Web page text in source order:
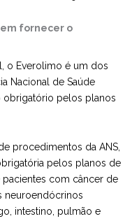
fornecer o
o Everolimo é um dos
Nacional de Saúde
obrigatório pelos planos
procedimentos da ANS,
pelos planos de
pacientes com câncer de
neuroendócrinos
intestino, pulmão e